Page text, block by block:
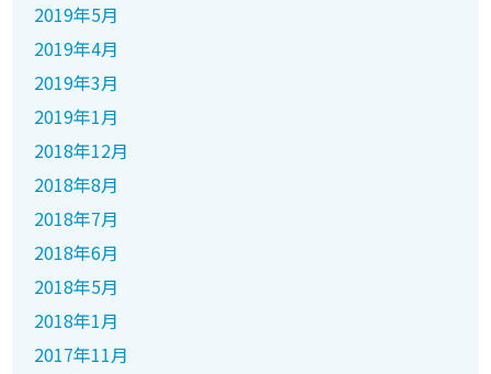
2019年5月
2019年4月
2019年3月
2019年1月
2018年12月
2018年8月
2018年7月
2018年6月
2018年5月
2018年1月
2017年11月